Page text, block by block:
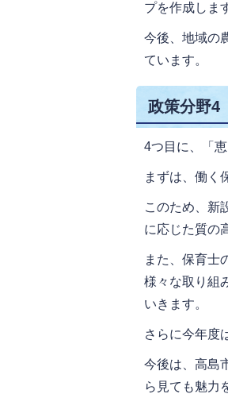
プを作成しま
今後、地域の
ています。
政策分野4
4つ目に、「
まずは、働く
このため、新
に応じた質の
また、保育士
様々な取り組
いきます。
さらに今年度
今後は、高島
ら見ても魅力